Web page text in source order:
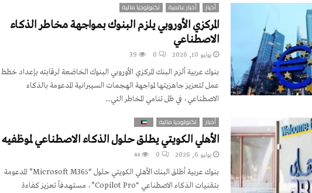
أخبار أخبار عالمية تكنولوجيا مالية
المركزي الأوروبي يلزم البنوك بمواجهة مخاطر الذكاء
الاصطناعي
يوليو 10, 2026 0
39
بنوك عربية ألزم البنك المركزي الأوروبي البنوك الخاضعة لرقابته بإعداد خطط
عمل لتعزيز جاهزيتها لمواجهة الهجمات السيبرانية المدعومة بالذكاء
الاصطناعي، في ظل تنامي المخاطر التي...
أخبار تكنولوجيا مالية
الأهلي الكويتي يطلق حلول الذكاء الاصطناعي لموظفيه
يوليو 6, 2026 0
44
بنوك عربية أطلق البنك الأهلي الكويتي حلول “Microsoft M365” المدعومة
بتقنيات الذكاء الاصطناعي “Copilot Pro”، مستهدفاً تعزيز كفاءة